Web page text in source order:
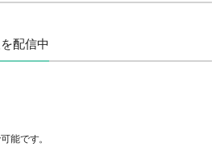
配信中
能です。